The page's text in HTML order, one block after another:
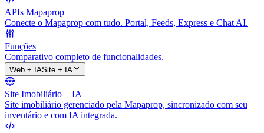
APIs Mapaprop
Conecte o Mapaprop com tudo. Portal, Feeds, Express e Chat AI.
Funções
Comparativo completo de funcionalidades.
Web + IASite + IA
Site Imobiliário + IA
Site imobiliário gerenciado pela Mapaprop, sincronizado com seu
inventário e com IA integrada.